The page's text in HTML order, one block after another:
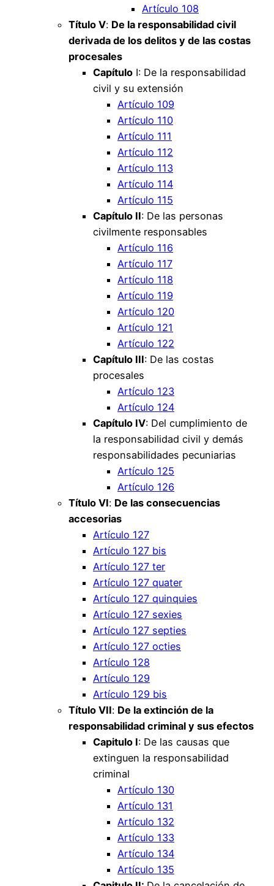
Artículo 108
Título V: De la responsabilidad civil
derivada de los delitos y de las costas
procesales
Capítulo I: De la responsabilidad
civil y su extensión
Artículo 109
Artículo 110
Artículo 111
Artículo 112
Artículo 113
Artículo 114
Artículo 115
Capítulo II: De las personas
civilmente responsables
Artículo 116
Artículo 117
Artículo 118
Artículo 119
Artículo 120
Artículo 121
Artículo 122
Capítulo III: De las costas
procesales
Artículo 123
Artículo 124
Capítulo IV: Del cumplimiento de
la responsabilidad civil y demás
responsabilidades pecuniarias
Artículo 125
Artículo 126
Título VI: De las consecuencias
accesorias
Artículo 127
Artículo 127 bis
Artículo 127 ter
Artículo 127 quater
Artículo 127 quinquies
Artículo 127 sexies
Artículo 127 septies
Artículo 127 octies
Artículo 128
Artículo 129
Artículo 129 bis
Título VII: De la extinción de la
responsabilidad criminal y sus efectos
Capitulo I: De las causas que
extinguen la responsabilidad
criminal
Artículo 130
Artículo 131
Artículo 132
Artículo 133
Artículo 134
Artículo 135